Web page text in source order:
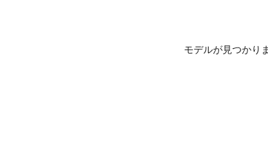
モデルが見つかり